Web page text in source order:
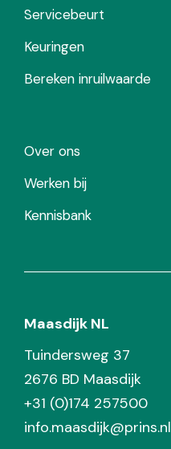
Servicebeurt
Keuringen
Bereken inruilwaarde
Over ons
Werken bij
Kennisbank
Maasdijk NL
Tuindersweg 37
2676 BD Maasdijk
+31 (0)174 257500
info.maasdijk@prins.nl